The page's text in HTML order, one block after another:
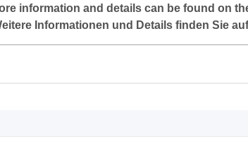
information and details can be found on
Informationen und Details finden Sie